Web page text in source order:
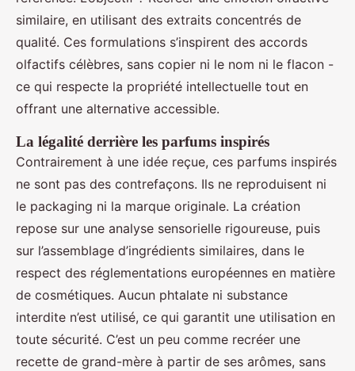
similaire, en utilisant des extraits concentrés de
qualité. Ces formulations s’inspirent des accords
olfactifs célèbres, sans copier ni le nom ni le flacon -
ce qui respecte la propriété intellectuelle tout en
offrant une alternative accessible.
La légalité derrière les parfums inspirés
Contrairement à une idée reçue, ces parfums inspirés
ne sont pas des contrefaçons. Ils ne reproduisent ni
le packaging ni la marque originale. La création
repose sur une analyse sensorielle rigoureuse, puis
sur l’assemblage d’ingrédients similaires, dans le
respect des réglementations européennes en matière
de cosmétiques. Aucun phtalate ni substance
interdite n’est utilisé, ce qui garantit une utilisation en
toute sécurité. C’est un peu comme recréer une
recette de grand-mère à partir de ses arômes, sans